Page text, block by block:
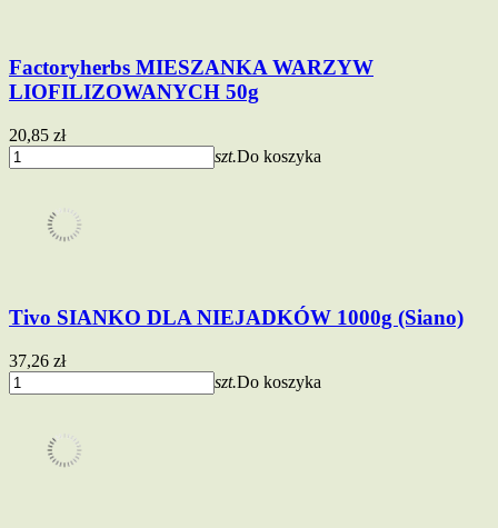
Factoryherbs MIESZANKA WARZYW
LIOFILIZOWANYCH 50g
20,85 zł
szt.Do koszyka
Tivo SIANKO DLA NIEJADKÓW 1000g (Siano)
37,26 zł
szt.Do koszyka